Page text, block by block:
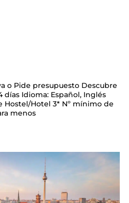
o Pide presupuesto Descubre
días Idioma: Español, Inglés
Hostel/Hotel 3* Nº mínimo de
menos